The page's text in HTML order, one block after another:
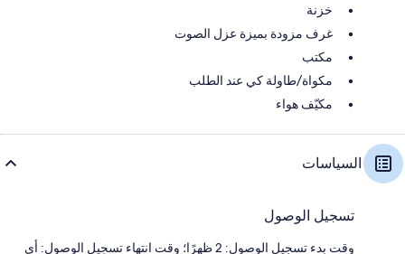
خزنة
غرف مزودة بميزة عزل الصوت
مكتب
مكواة/طاولة كي عند الطلب
مكيّف هواء
السياسات
تسجيل الوصول
وقت بدء تسجيل الوصول: 2 ظهرًا؛ وقت انتهاء تسجيل الوصول: أي